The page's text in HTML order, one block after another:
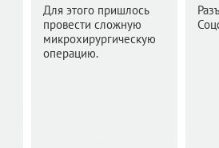
Для этого пришлось
провести сложную
микрохирургическую
операцию.